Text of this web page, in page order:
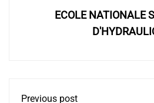
ECOLE NATIONALE
Previous post